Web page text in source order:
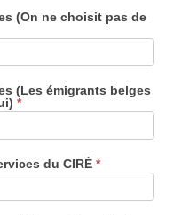
(On ne choisit pas de
(Les émigrants belges
*
du CIRÉ *